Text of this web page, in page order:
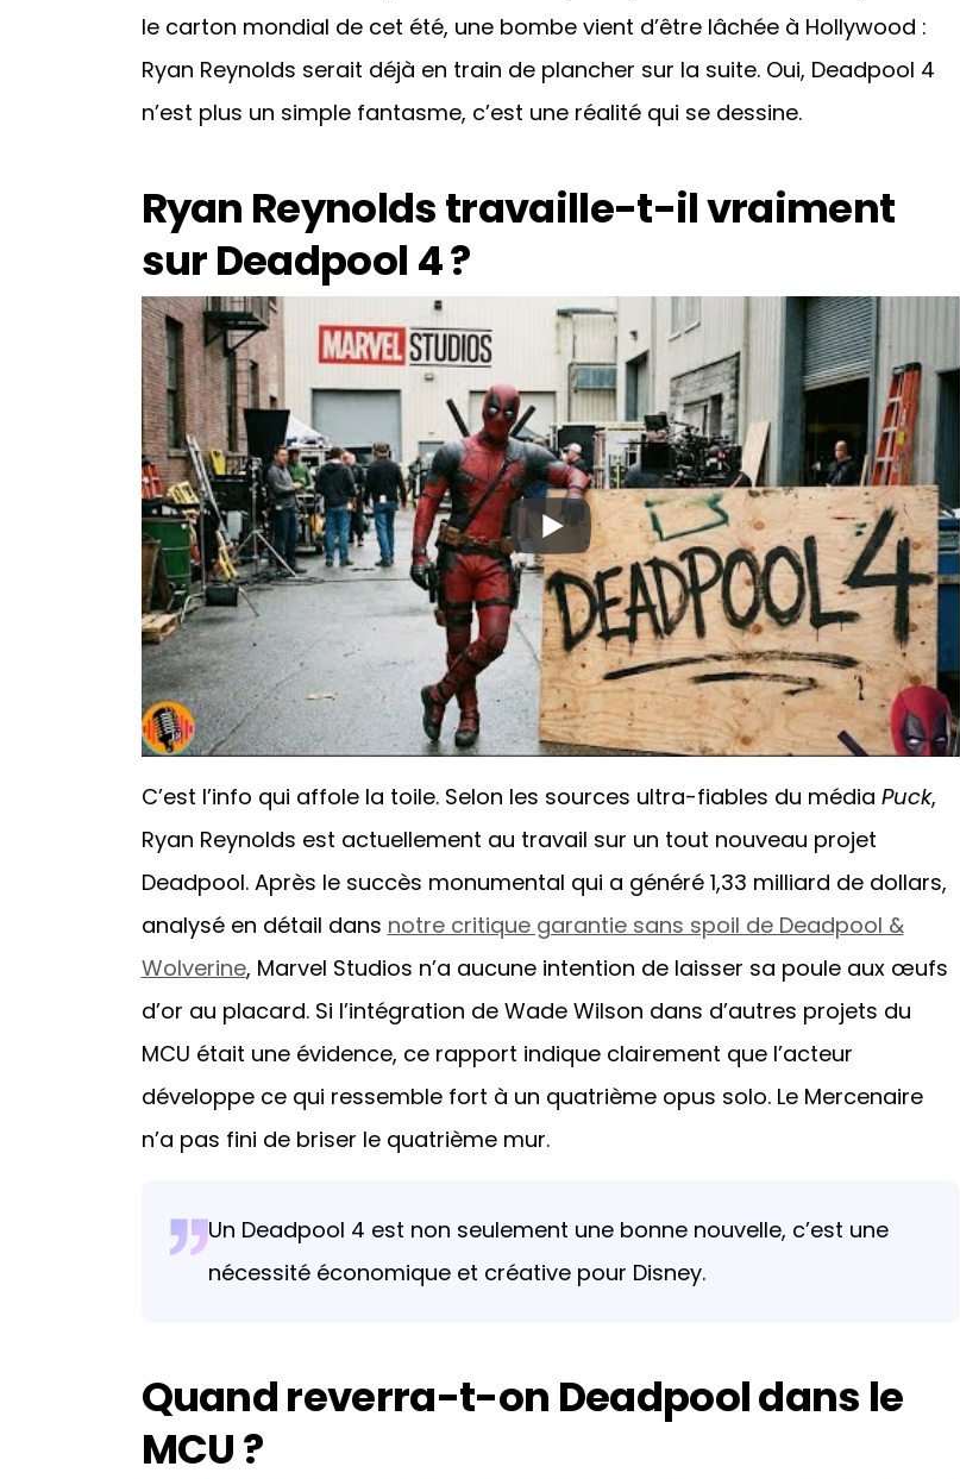
le carton mondial de cet été, une bombe vient d’être lâchée à Hollywood :
Ryan Reynolds serait déjà en train de plancher sur la suite. Oui, Deadpool 4
n’est plus un simple fantasme, c’est une réalité qui se dessine.
Ryan Reynolds travaille-t-il vraiment
sur Deadpool 4 ?
C’est l’info qui affole la toile. Selon les sources ultra-fiables du média Puck,
Ryan Reynolds est actuellement au travail sur un tout nouveau projet
Deadpool. Après le succès monumental qui a généré 1,33 milliard de dollars,
analysé en détail dans notre critique garantie sans spoil de Deadpool &
Wolverine, Marvel Studios n’a aucune intention de laisser sa poule aux œufs
d’or au placard. Si l’intégration de Wade Wilson dans d’autres projets du
MCU était une évidence, ce rapport indique clairement que l’acteur
développe ce qui ressemble fort à un quatrième opus solo. Le Mercenaire
n’a pas fini de briser le quatrième mur.
Un Deadpool 4 est non seulement une bonne nouvelle, c’est une
nécessité économique et créative pour Disney.
Quand reverra-t-on Deadpool dans le
MCU ?